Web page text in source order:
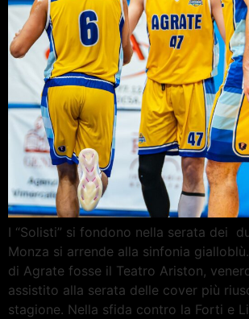
I “Solisti” si fondono nella serata dei
Monza si arrende alla sinfonia
di Agrate fosse il Teatro Ariston,
assistito alla serata delle cover più
stagione. Nella sfida contro la Forti e